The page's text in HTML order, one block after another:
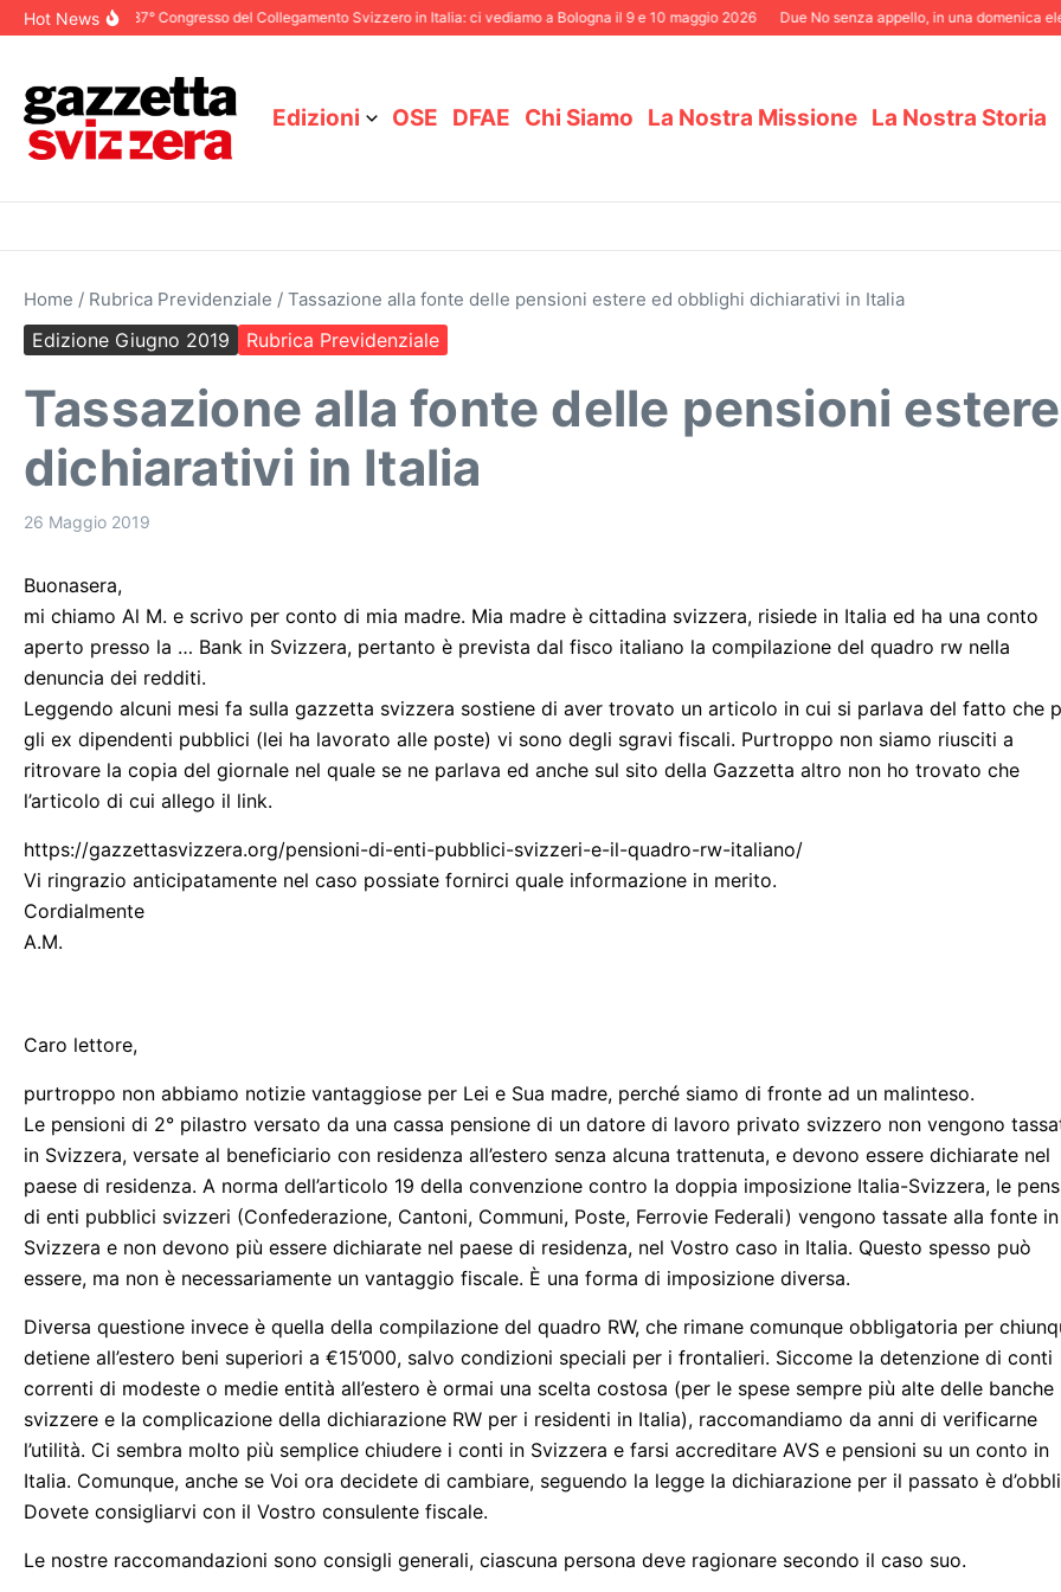
Salta al contenuto
Hot News
2025 87° Congresso del Collegamento Svizzero in Italia: ci vediamo a Bologna il 9 e 10 maggio 2026 Due No senza appello, in una domenica
Edizioni OSE DFAE Chi Siamo La Nostra Missione La Nostra Storia
Home / Rubrica Previdenziale / Tassazione alla fonte delle pensioni estere ed obblighi dichiarativi in Italia
Edizione Giugno 2019 Rubrica Previdenziale
Tassazione alla fonte delle pensioni
dichiarativi in Italia
26 Maggio 2019
Buonasera,
mi chiamo Al M. e scrivo per conto di mia madre. Mia madre è cittadina svizzera, risiede in Italia ed ha una conto
aperto presso la … Bank in Svizzera, pertanto è prevista dal fisco italiano la compilazione del quadro rw nella
denuncia dei redditi.
Leggendo alcuni mesi fa sulla gazzetta svizzera sostiene di aver trovato un articolo in cui si parlava del fatto che
gli ex dipendenti pubblici (lei ha lavorato alle poste) vi sono degli sgravi fiscali. Purtroppo non siamo riusciti a
ritrovare la copia del giornale nel quale se ne parlava ed anche sul sito della Gazzetta altro non ho trovato che
l’articolo di cui allego il link.
https://gazzettasvizzera.org/pensioni-di-enti-pubblici-svizzeri-e-il-quadro-rw-italiano/
Vi ringrazio anticipatamente nel caso possiate fornirci quale informazione in merito.
Cordialmente
A.M.
Caro lettore,
purtroppo non abbiamo notizie vantaggiose per Lei e Sua madre, perché siamo di fronte ad un malinteso.
Le pensioni di 2° pilastro versato da una cassa pensione di un datore di lavoro privato svizzero non vengono
in Svizzera, versate al beneficiario con residenza all’estero senza alcuna trattenuta, e devono essere dichiarate nel
paese di residenza. A norma dell’articolo 19 della convenzione contro la doppia imposizione Italia-Svizzera, le
di enti pubblici svizzeri (Confederazione, Cantoni, Communi, Poste, Ferrovie Federali) vengono tassate alla fonte in
Svizzera e non devono più essere dichiarate nel paese di residenza, nel Vostro caso in Italia. Questo spesso può
essere, ma non è necessariamente un vantaggio fiscale. È una forma di imposizione diversa.
Diversa questione invece è quella della compilazione del quadro RW, che rimane comunque obbligatoria per
detiene all’estero beni superiori a €15’000, salvo condizioni speciali per i frontalieri. Siccome la detenzione di conti
correnti di modeste o medie entità all’estero è ormai una scelta costosa (per le spese sempre più alte delle banche
svizzere e la complicazione della dichiarazione RW per i residenti in Italia), raccomandiamo da anni di verificarne
l’utilità. Ci sembra molto più semplice chiudere i conti in Svizzera e farsi accreditare AVS e pensioni su un conto in
Italia. Comunque, anche se Voi ora decidete di cambiare, seguendo la legge la dichiarazione per il passato è
Dovete consigliarvi con il Vostro consulente fiscale.
Le nostre raccomandazioni sono consigli generali, ciascuna persona deve ragionare secondo il caso suo.